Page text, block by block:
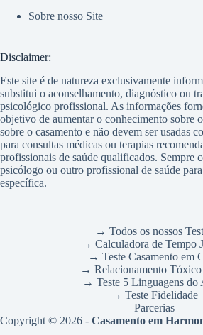
Sobre nosso Site
Disclaimer:
Este site é de natureza exclusivamente
substitui o aconselhamento, diagnóstico ou
psicológico profissional. As informações
objetivo de aumentar o conhecimento sobre
sobre o casamento e não devem ser usadas
para consultas médicas ou terapias
profissionais de saúde qualificados. Sempre
psicólogo ou outro profissional de saúde
específica.
→ Todos os nossos
→ Calculadora de Tempo
→ Teste Casamento em
→ Relacionamento Tóxico
→ Teste 5 Linguagens do
→ Teste Fidelidade
Parcerias
Copyright © 2026 - Casamento em